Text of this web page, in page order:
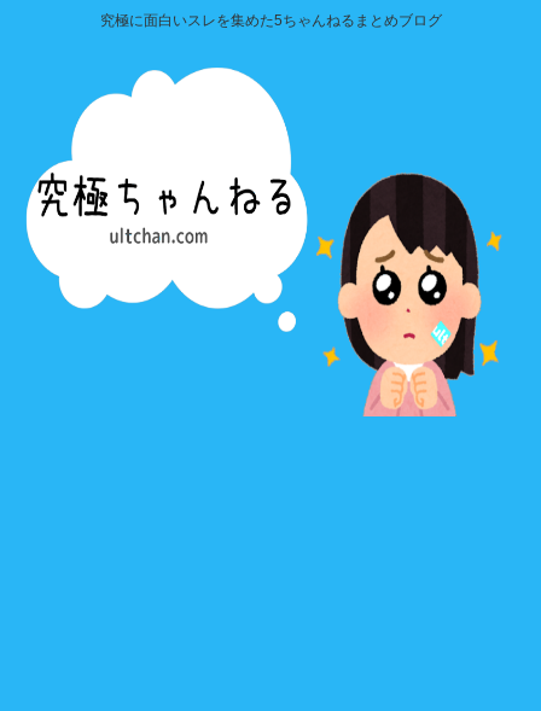
究極に面白いスレを集めた5ちゃんねるまとめブログ